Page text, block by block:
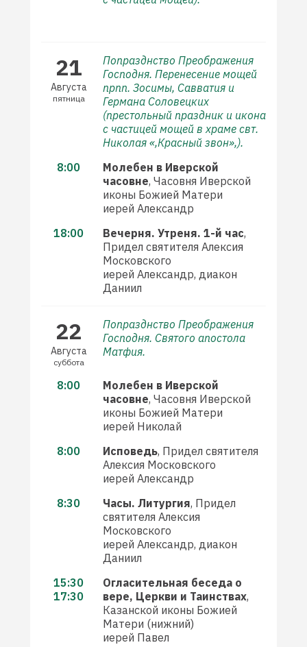
21
Августа
пятница
Попразднство Преображения
Господня. Перенесение мощей
прпп. Зосимы, Савватия и
Германа Соловецких
(престольный праздник и икона
с частицей мощей в храме свт.
Николая «,Красный звон»,).
8:00
Молебен в Иверской
часовне, Часовня Иверской
иконы Божией Матери
иерей Александр
18:00
Вечерня. Утреня. 1-й час,
Придел святителя Алексия
Московского
иерей Александр, диакон
Даниил
22
Августа
суббота
Попразднство Преображения
Господня. Святого апостола
Матфия.
8:00
Молебен в Иверской
часовне, Часовня Иверской
иконы Божией Матери
иерей Николай
8:00
Исповедь, Придел святителя
Алексия Московского
иерей Александр
8:30
Часы. Литургия, Придел
святителя Алексия
Московского
иерей Александр, диакон
Даниил
15:30
17:30
Огласительная беседа о
вере, Церкви и Таинствах,
Казанской иконы Божией
Матери (нижний)
иерей Павел